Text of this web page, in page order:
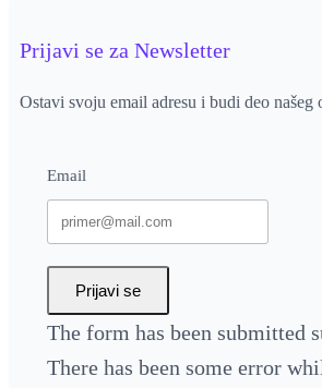
Prijavi se za Newsletter
Ostavi svoju email adresu i budi deo našeg
Email
Prijavi se
The form has been submitted
There has been some error